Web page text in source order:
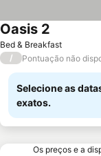
Bed & Breakfast
Oasis 2
/ Pontuação não
Selecione as
exatos.
Os preços e a